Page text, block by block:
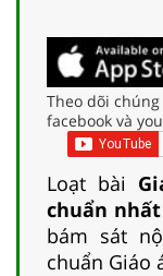
Theo dõi
facebook và
Loạt bài
chuẩn nhất
bám sát
chuẩn Giáo